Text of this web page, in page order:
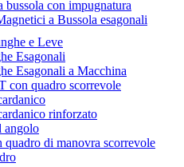
bussola con impugnatura
a Bussola esagonali
e Leve
Esagonali
Esagonali a Macchina
con quadro scorrevole
rinforzato
angolo
quadro di manovra scorrevole